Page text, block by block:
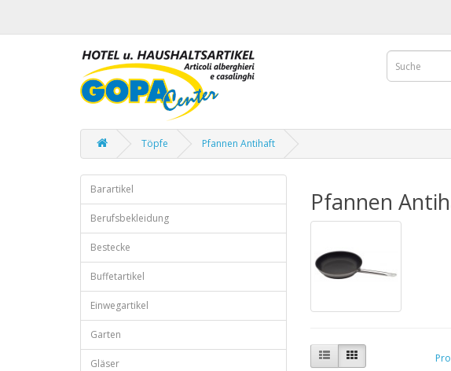
Töpfe Pfannen Antihaft
Barartikel
Berufsbekleidung
Bestecke
Buffetartikel
Einwegartikel
Garten
Gläser
Pfannen